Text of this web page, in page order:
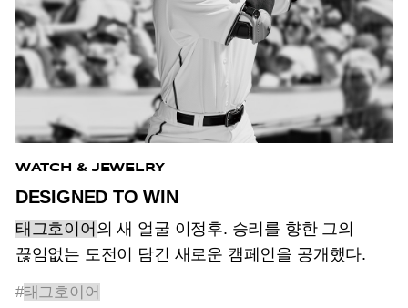
WATCH & JEWELRY
DESIGNED TO WIN
태그호이어 의 새 얼굴 이정후. 승리를 향한 그의
끊임없는 도전이 담긴 새로운 캠페인을 공개했다.
#태그호이어